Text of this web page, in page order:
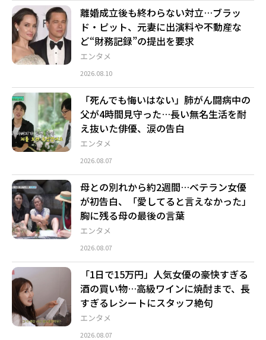
エンタメ
離婚成立後も終わらない対立…ブラッ
ド・ピット、元妻に出演料や不動産な
ど“財務記録”の提出を要求
2026.08.10
エンタメ
「死んでも悔いはない」肺がん闘病中の
父が4時間見守った…長い無名生活を耐
え抜いた俳優、涙の告白
2026.08.07
エンタメ
母との別れから約2週間…ベテラン女優
が初告白、「愛してると言えなかった」
胸に残る母の最後の言葉
2026.08.07
エンタメ
「1日で15万円」人気女優の豪快すぎる
酒の買い物…高級ワインに焼酎まで、長
すぎるレシートにスタッフ絶句
2026.08.07